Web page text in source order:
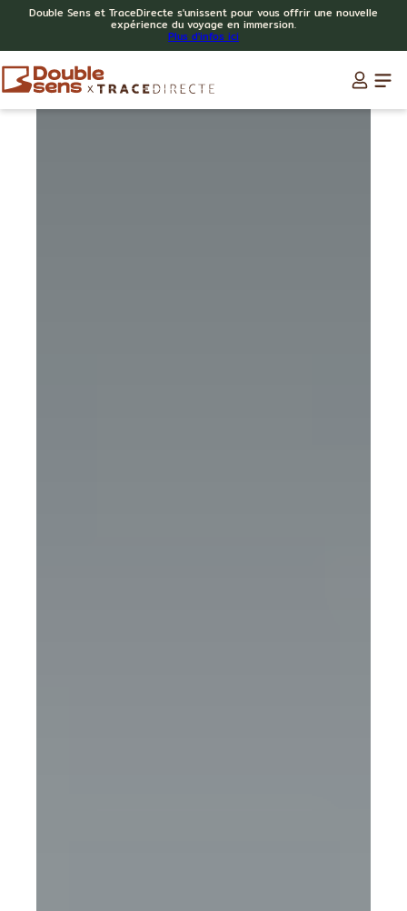
Double Sens et TraceDirecte s'unissent pour vous offrir une nouvelle
expérience du voyage en immersion.
Plus d'infos ici